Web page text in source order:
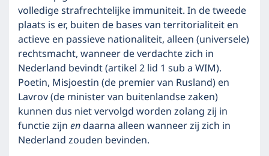
volledige strafrechtelijke immuniteit. In de tweede
plaats is er, buiten de bases van territorialiteit en
actieve en passieve nationaliteit, alleen (universele)
rechtsmacht, wanneer de verdachte zich in
Nederland bevindt (artikel 2 lid 1 sub a WIM).
Poetin, Misjoestin (de premier van Rusland) en
Lavrov (de minister van buitenlandse zaken)
kunnen dus niet vervolgd worden zolang zij in
functie zijnendaarna alleen wanneer zij zich in
Nederland zouden bevinden.